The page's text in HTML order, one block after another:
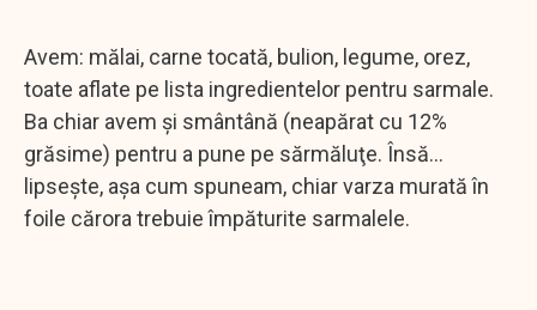
Avem: mălai, carne tocată, bulion, legume, orez,
toate aflate pe lista ingredientelor pentru sarmale.
Ba chiar avem şi smântână (neapărat cu 12%
grăsime) pentru a pune pe sărmăluţe. Însă...
lipseşte, aşa cum spuneam, chiar varza murată în
foile cărora trebuie împăturite sarmalele.